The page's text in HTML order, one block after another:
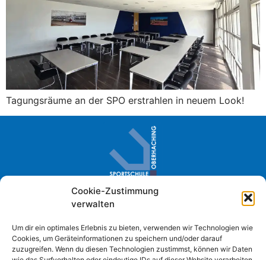
Cookie-Zustimmung
verwalten
Um dir ein optimales Erlebnis zu bieten, verwenden wir Technologien wie
Cookies, um Geräteinformationen zu speichern und/oder darauf
zuzugreifen. Wenn du diesen Technologien zustimmst, können wir Daten
Tagungsräume an der SPO erstrahlen in neuem Look!
Sportschule Oberhaching · Im Loh 2
+49 (0) 89 61384-0
info@sportschule-oberhaching.de